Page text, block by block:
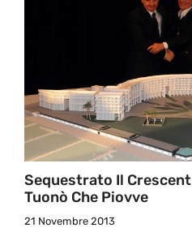
Sequestrato Il
Tuonò Che Piovve
21 Novembre 2013